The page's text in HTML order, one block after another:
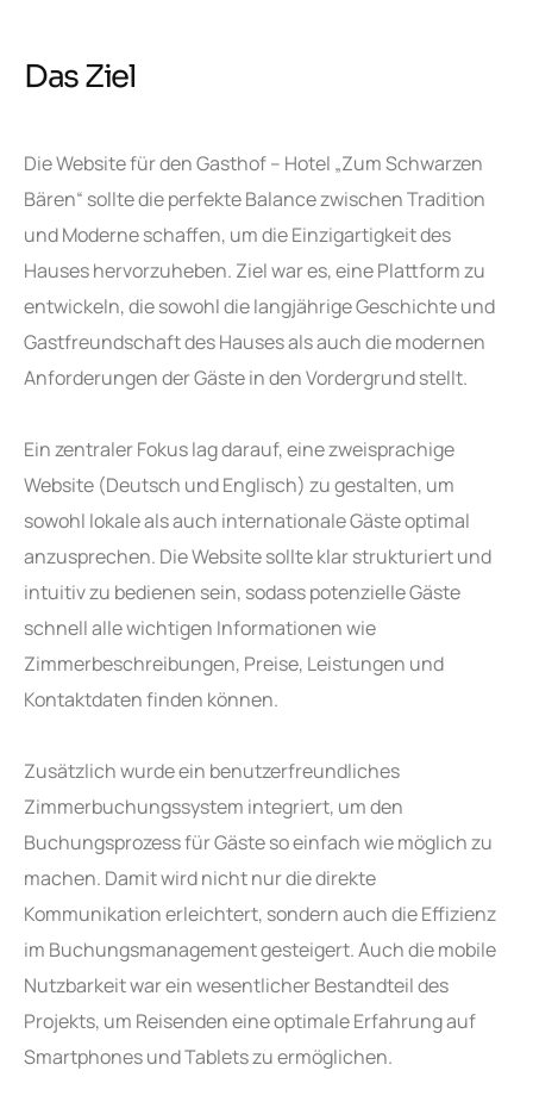
Das Ziel
Die Website für den Gasthof – Hotel „Zum Schwarzen
Bären“ sollte die perfekte Balance zwischen Tradition
und Moderne schaffen, um die Einzigartigkeit des
Hauses hervorzuheben. Ziel war es, eine Plattform zu
entwickeln, die sowohl die langjährige Geschichte und
Gastfreundschaft des Hauses als auch die modernen
Anforderungen der Gäste in den Vordergrund stellt.
Ein zentraler Fokus lag darauf, eine zweisprachige
Website (Deutsch und Englisch) zu gestalten, um
sowohl lokale als auch internationale Gäste optimal
anzusprechen. Die Website sollte klar strukturiert und
intuitiv zu bedienen sein, sodass potenzielle Gäste
schnell alle wichtigen Informationen wie
Zimmerbeschreibungen, Preise, Leistungen und
Kontaktdaten finden können.
Zusätzlich wurde ein benutzerfreundliches
Zimmerbuchungssystem integriert, um den
Buchungsprozess für Gäste so einfach wie möglich zu
machen. Damit wird nicht nur die direkte
Kommunikation erleichtert, sondern auch die Effizienz
im Buchungsmanagement gesteigert. Auch die mobile
Nutzbarkeit war ein wesentlicher Bestandteil des
Projekts, um Reisenden eine optimale Erfahrung auf
Smartphones und Tablets zu ermöglichen.